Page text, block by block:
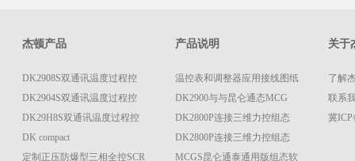
杰顿产品
DK2908S双通讯温度过程控
DK2904S双通讯温度过程控
DK29H8S双通讯温度过程控
DK compact
定制正压防爆型三相全控SCR
产品说明
温控表和调整器应用接线图纸
DK2900与与昆仑通态MCG
DK2800P连接三维力控组态
DK2800P连接三维力控组态
MCGS昆仑通泰通用版组态软
关于
了解
联系
冀ICP